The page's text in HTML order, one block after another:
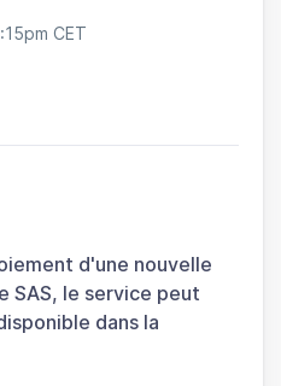
CET
d'une nouvelle
SAS, le service peut
dans la